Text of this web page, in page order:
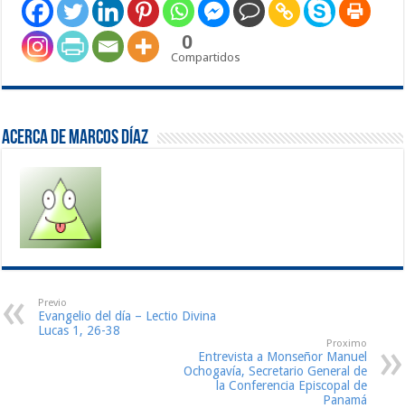
0
Compartidos
Acerca de Marcos Díaz
Previo
Evangelio del día – Lectio Divina
Lucas 1, 26-38
Proximo
Entrevista a Monseñor Manuel
Ochogavía, Secretario General de
la Conferencia Episcopal de
Panamá